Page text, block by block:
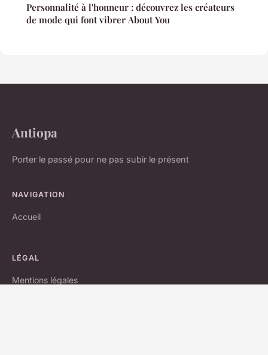
Personnalité à l'honneur : découvrez les créateurs
de mode qui font vibrer About You
Antiopa
Porter le passé pour ne pas subir le présent
NAVIGATION
Accueil
LÉGAL
Mentions légales